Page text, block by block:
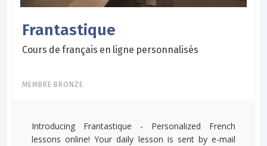
Frantastique
Cours de français en ligne personnalisés
MEMBRE BRONZE
Introducing Frantastique - Personalized French
lessons online! Your daily lesson is sent by e-mail